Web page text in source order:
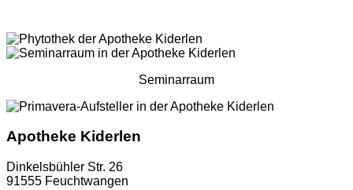
Seminarraum
Apotheke Kiderlen
Dinkelsbühler Str. 26
91555 Feuchtwangen